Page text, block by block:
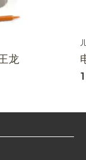
龙